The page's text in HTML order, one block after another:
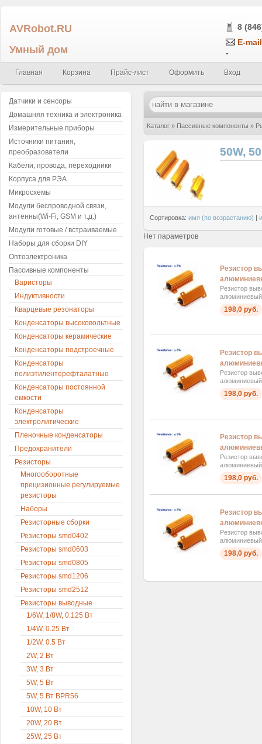
AVRobot.RU
Умный дом
8
E-
-
Главная Корзина Прайс-лист Оформить Вход
Каталог » Пассивные компоненты »
50W,
Сортировка: имя (по возрастанию)
Нет параметров
Резистор
Резистор
алюминиевый
198,0 руб.
Резистор
Резистор
алюминиевый
198,0 руб.
Резистор
Резистор
алюминиевый
198,0 руб.
Резистор
Резистор
алюминиевый
198,0 руб.
Датчики и сенсоры
Домашняя техника и электроника
Измерительные приборы
Источники питания,
преобразователи
Кабели, провода, переходники
Корпуса для РЭА
Микросхемы
Модули беспроводной связи,
антенны(Wi-Fi, GSM и т.д.)
Модули готовые / встраиваемые
Наборы для сборки DIY
Оптоэлектроника
Пассивные компоненты
Варисторы
Индуктивности
Кварцевые резонаторы
Конденсаторы высоковольтные
Конденсаторы керамические
Конденсаторы подстроечные
Конденсаторы
полиэтилентерефталатные
Конденсаторы постоянной
емкости
Конденсаторы
электролитические
Пленочные конденсаторы
Предохранители
Резисторы
Многооборотные
прецизионные регулируемые
резисторы
Наборы
Резисторные сборки
Резисторы smd0402
Резисторы smd0603
Резисторы smd0805
Резисторы smd1206
Резисторы smd2512
Резисторы выводные
1/6W, 1/8W, 0.125 Вт
1/4W, 0.25 Вт
1/2W, 0.5 Вт
2W, 2 Вт
3W, 3 Вт
5W, 5 Вт
5W, 5 Вт BPR56
10W, 10 Вт
20W, 20 Вт
25W, 25 Вт